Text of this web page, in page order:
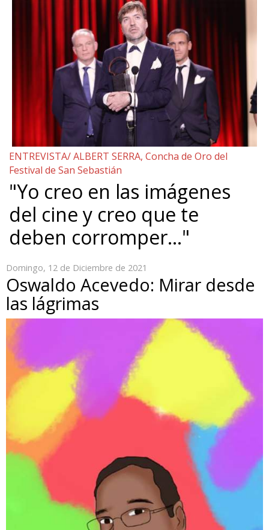
ENTREVISTA/ ALBERT SERRA, Concha de Oro del
Festival de San Sebastián
"Yo creo en las imágenes
del cine y creo que te
deben corromper…"
Domingo, 12 de Diciembre de 2021
Oswaldo Acevedo: Mirar desde
las lágrimas